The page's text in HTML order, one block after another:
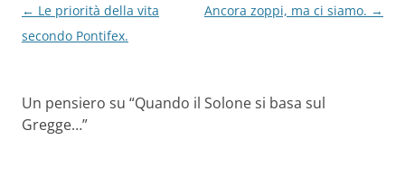
Navigazione
articolo
← Le priorità della vita
secondo Pontifex.
Ancora zoppi, ma ci siamo. →
Un pensiero su “Quando il Solone si basa sul
Gregge…”